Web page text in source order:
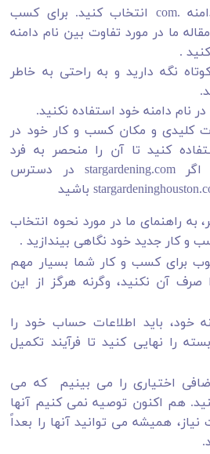
همیشه یک نام دامنه .com انتخاب کنید. برای کسب
ما در مورد تفاوت بین نام دامنه
نگه دارید و به راحتی به خاطر
در نام دامنه خود استفاده نکنید.
کلیدی و مکان کسب و کار خود در
کنید تا آن را منحصر به فرد
کنید. برای مثال، اگر stargardening.com در دسترس
به راهنمای ما در مورد نحوه انتخاب
و کار جدید خود نگاهی بیندازید .
برای کسب و کار شما بسیار مهم
صرف آن نکنید، وگرنه هرگز از این
خود، باید اطلاعات حساب خود را
را نهایی کنید تا فرآیند تکمیل
اختیاری را می بینیم که می
هم اکنون توصیه نمی کنیم آنها
همیشه می توانید آنها را بعداً